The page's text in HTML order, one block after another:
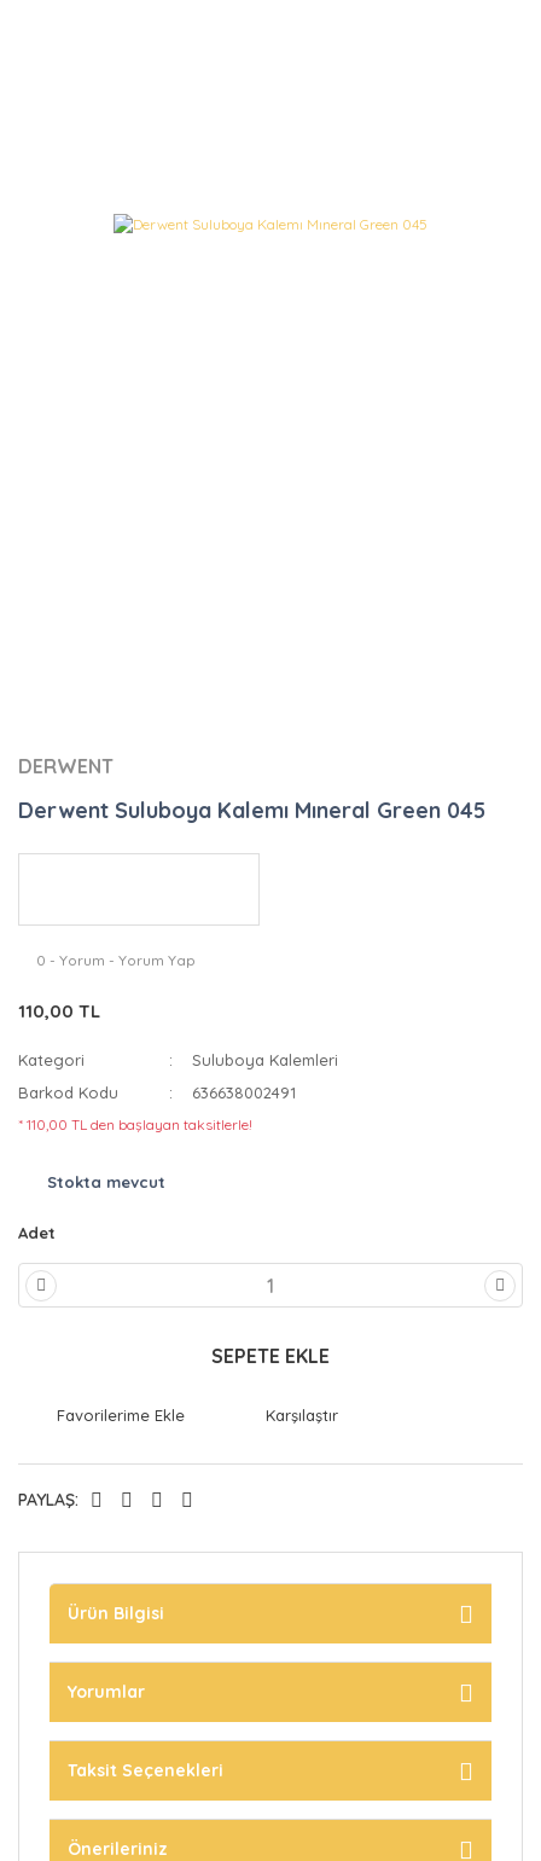
DERWENT
Derwent Suluboya Kalemı Mıneral Green 045
0 - Yorum - Yorum Yap
110,00 TL
Kategori
Suluboya Kalemleri
Barkod Kodu
636638002491
* 110,00 TL den başlayan taksitlerle!
Stokta mevcut
Adet
SEPETE EKLE
Karşılaştır
PAYLAŞ:
Ürün Bilgisi
Yorumlar
Taksit Seçenekleri
Önerileriniz